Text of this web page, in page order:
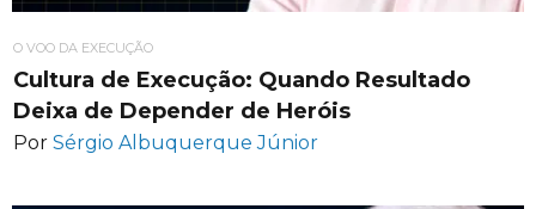
O VOO DA EXECUÇÃO
Cultura de Execução: Quando Resultado
Deixa de Depender de Heróis
Por Sérgio Albuquerque Júnior